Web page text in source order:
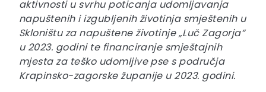
aktivnosti u svrhu poticanja udomljavanja
napuštenih i izgubljenih životinja smještenih u
Skloništu za napuštene životinje „Luč Zagorja“
u 2023. godini te financiranje smještajnih
mjesta za teško udomljive pse s područja
Krapinsko-zagorske županije u 2023. godini.